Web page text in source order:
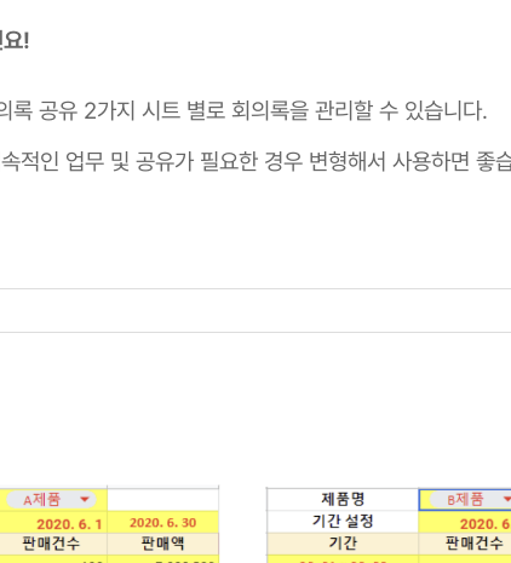
!
록 공유 2가지 시트 별로 회의록을 관리할 수 있습니다.
적인 업무 및 공유가 필요한 경우 변형해서 사용하면 좋